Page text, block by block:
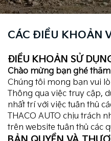
CÁC ĐIỀU KHOẢN
ĐIỀU KHOẢN SỬ
Chào mừng bạn ghé thăm
Chúng tôi mong bạn vui
Thông qua việc truy cập,
nhất trí với việc tuân thủ
THACO AUTO chịu trách
trên website tuân thủ các